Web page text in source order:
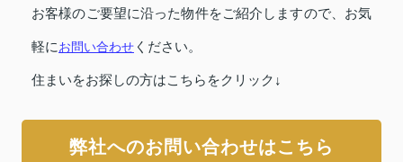
お客様のご要望に沿った物件をご紹介しますので、お気
軽にお問い合わせ ください。
住まいをお探しの方はこちらをクリック↓
弊社へのお問い合わせはこちら